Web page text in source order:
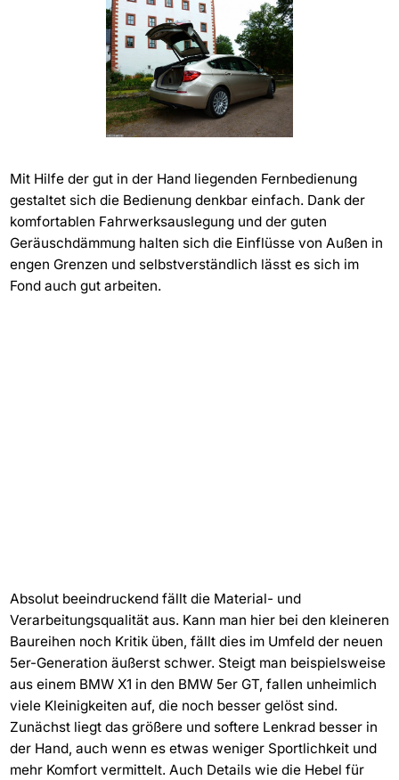
Mit Hilfe der gut in der Hand liegenden Fernbedienung
gestaltet sich die Bedienung denkbar einfach. Dank der
komfortablen Fahrwerksauslegung und der guten
Geräuschdämmung halten sich die Einflüsse von Außen in
engen Grenzen und selbstverständlich lässt es sich im
Fond auch gut arbeiten.
Absolut beeindruckend fällt die Material- und
Verarbeitungsqualität aus. Kann man hier bei den kleineren
Baureihen noch Kritik üben, fällt dies im Umfeld der neuen
5er-Generation äußerst schwer. Steigt man beispielsweise
aus einem BMW X1 in den BMW 5er GT, fallen unheimlich
viele Kleinigkeiten auf, die noch besser gelöst sind.
Zunächst liegt das größere und softere Lenkrad besser in
der Hand, auch wenn es etwas weniger Sportlichkeit und
mehr Komfort vermittelt. Auch Details wie die Hebel für